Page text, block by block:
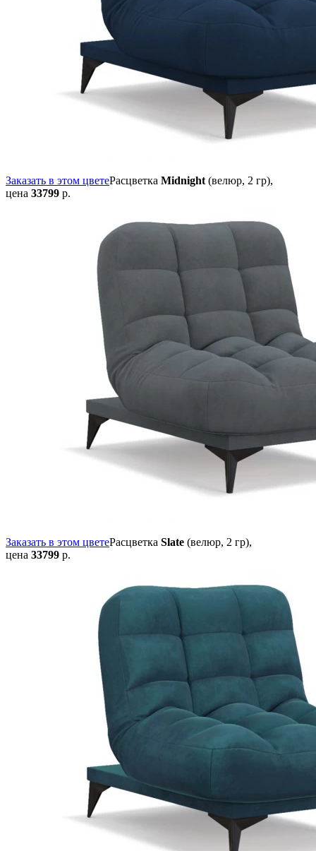
Заказать в этом цветеРасцветка Midnight(велюр, 2 гр),
цена 33799 р.
Заказать в этом цветеРасцветка Slate (велюр, 2 гр),
цена 33799 р.